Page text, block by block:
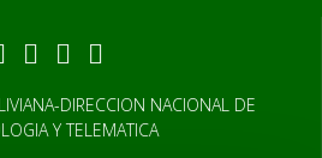
DIRECCION NACIONAL DE
Y TELEMATICA